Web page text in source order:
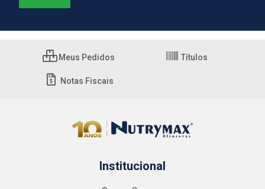
Meus Pedidos Títulos
Notas Fiscais
Institucional